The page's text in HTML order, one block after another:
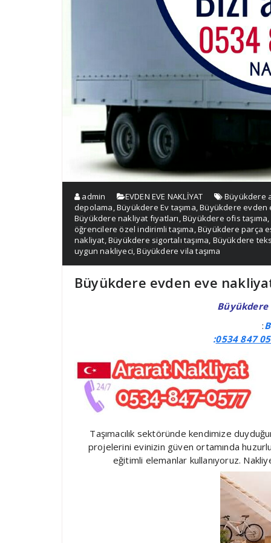
admin EVDEN EVE NAKLİYAT
Büyükdere
depolama,Büyükdere Ev taşıma,Büyükdere evden
Büyükdere nakliyat fıyatları,Büyükdere ofis taşıma,
öğrencilere özel indirimli taşıma,Büyükdere parça
nakliyat,Büyükdere sigortalı taşıma, Büyükdere
uygun nakliyeci,Büyükdere vila taşıma
Büyükdere evden eve
:
:0534 847
Taşımacılık sektöründe kendimize
projelerini evinizin güven ortamında
eğitimli elemanlar kullanıyoruz.